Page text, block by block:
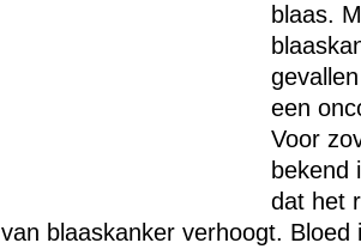
blaas.
een
Voor
bekend
dat het
van blaaskanker verhoogt. Bloed